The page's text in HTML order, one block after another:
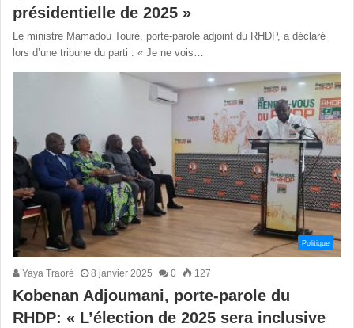
présidentielle de 2025 »
Le ministre Mamadou Touré, porte-parole adjoint du RHDP, a déclaré
lors d’une tribune du parti : « Je ne vois…
Politique
Yaya Traoré 8 janvier 2025 0 127
Kobenan Adjoumani, porte-parole du
RHDP: « L’élection de 2025 sera inclusive